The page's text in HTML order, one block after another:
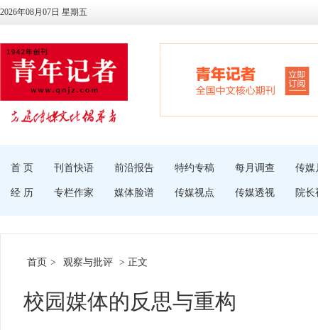
2026年08月07日 星期五
首 页 刊首快语 前沿报告 特约专稿 每月调查 传媒
经 历 专栏作家 媒体脸谱 传媒视点 传媒透视 院长
首页 > 观察与批评 > 正文
校园媒体的反思与重构